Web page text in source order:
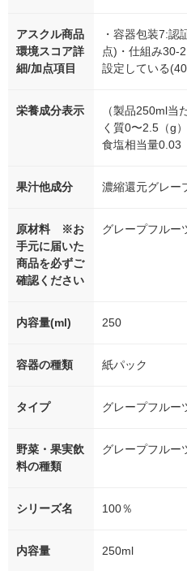
アスクル商品
環境スコア詳
細/加点項目
・容器包装7:認
点)・仕組み30-
設定している
栄養成分表示
（製品250ml当
く質0〜2.5（g
食塩相当量0.03
果汁他成分 濃縮還元グレー
原材料 ※お
手元に届いた
商品を必ずご
確認ください
グレープフルー
内容量(ml) 250
容器の種類 紙パック
タイプ グレープフルー
野菜・果実飲
料の種類
グレープフルー
シリーズ名 100％
内容量 250ml